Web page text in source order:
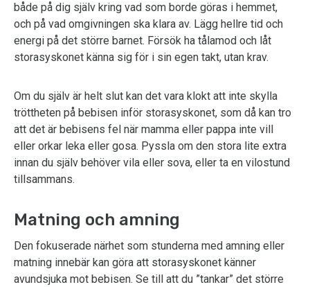
både på dig själv kring vad som borde göras i hemmet,
och på vad omgivningen ska klara av. Lägg hellre tid och
energi på det större barnet. Försök ha tålamod och låt
storasyskonet känna sig för i sin egen takt, utan krav.
Om du själv är helt slut kan det vara klokt att inte skylla
tröttheten på bebisen inför storasyskonet, som då kan tro
att det är bebisens fel när mamma eller pappa inte vill
eller orkar leka eller gosa. Pyssla om den stora lite extra
innan du själv behöver vila eller sova, eller ta en vilostund
tillsammans.
Matning och amning
Den fokuserade närhet som stunderna med amning eller
matning innebär kan göra att storasyskonet känner
avundsjuka mot bebisen. Se till att du ”tankar” det större